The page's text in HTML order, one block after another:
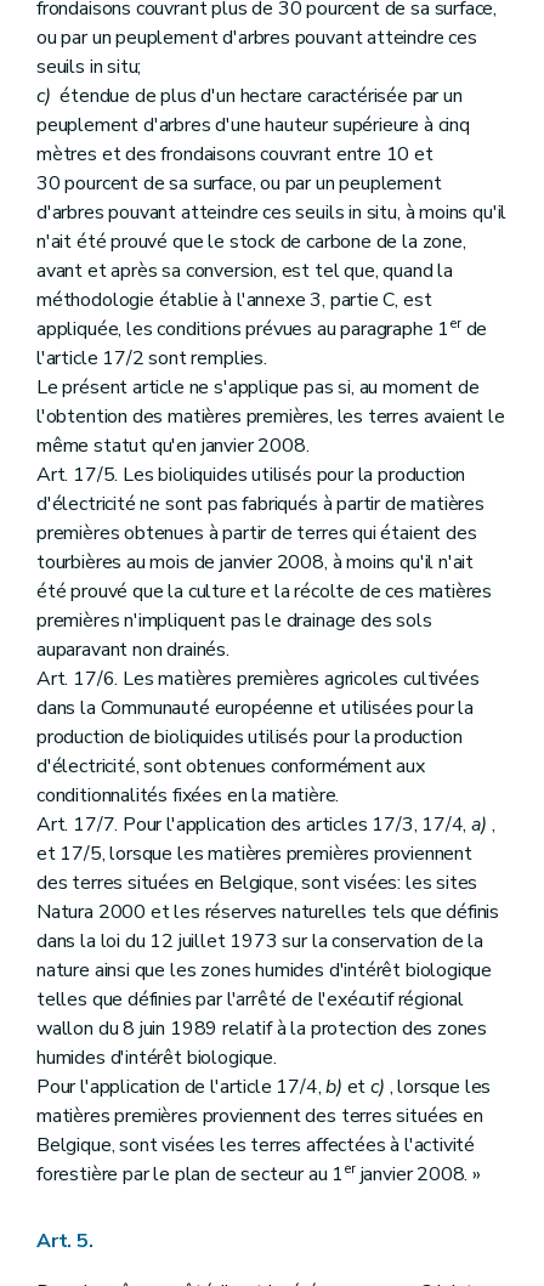
frondaisons couvrant plus de 30 pourcent de sa surface,
ou par un peuplement d'arbres pouvant atteindre ces
seuils in situ;
c) étendue de plus d'un hectare caractérisée par un
peuplement d'arbres d'une hauteur supérieure à cinq
mètres et des frondaisons couvrant entre 10 et
30 pourcent de sa surface, ou par un peuplement
d'arbres pouvant atteindre ces seuils in situ, à moins qu'il
n'ait été prouvé que le stock de carbone de la zone,
avant et après sa conversion, est tel que, quand la
méthodologie établie à l'annexe 3, partie C, est
appliquée, les conditions prévues au paragraphe 1erde
l'article 17/2 sont remplies.
Le présent article ne s'applique pas si, au moment de
l'obtention des matières premières, les terres avaient le
même statut qu'en janvier 2008.
Art. 17/5. Les bioliquides utilisés pour la production
d'électricité ne sont pas fabriqués à partir de matières
premières obtenues à partir de terres qui étaient des
tourbières au mois de janvier 2008, à moins qu'il n'ait
été prouvé que la culture et la récolte de ces matières
premières n'impliquent pas le drainage des sols
auparavant non drainés.
Art. 17/6. Les matières premières agricoles cultivées
dans la Communauté européenne et utilisées pour la
production de bioliquides utilisés pour la production
d'électricité, sont obtenues conformément aux
conditionnalités fixées en la matière.
Art. 17/7. Pour l'application des articles 17/3, 17/4,a) ,
et 17/5, lorsque les matières premières proviennent
des terres situées en Belgique, sont visées: les sites
Natura 2000 et les réserves naturelles tels que définis
dans la loi du 12 juillet 1973 sur la conservation de la
nature ainsi que les zones humides d'intérêt biologique
telles que définies par l'arrêté de l'exécutif régional
wallon du 8 juin 1989 relatif à la protection des zones
humides d'intérêt biologique.
Pour l'application de l'article 17/4,b) etc) , lorsque les
matières premières proviennent des terres situées en
Belgique, sont visées les terres affectées à l'activité
forestière par le plan de secteur au 1erjanvier 2008. »
Art. 5.